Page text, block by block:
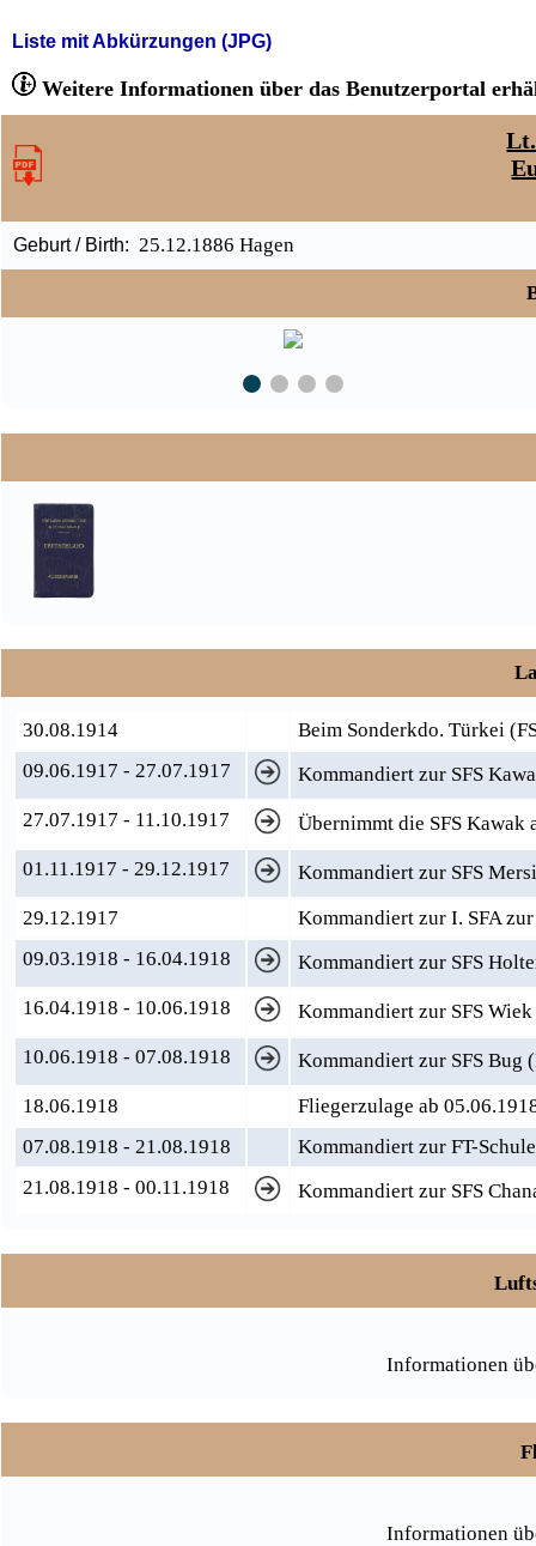
Liste mit Abkürzungen (JPG)
Weitere Informationen über das Benutzerportal
Geburt / Birth: 25.12.1886 Hagen
30.08.1914
Beim Sonderkdo. Türkei
09.06.1917 - 27.07.1917
Kommandiert zur SFS
27.07.1917 - 11.10.1917
Übernimmt die SFS Kawak
01.11.1917 - 29.12.1917
Kommandiert zur SFS
29.12.1917
Kommandiert zur I. SFA
09.03.1918 - 16.04.1918
Kommandiert zur SFS
16.04.1918 - 10.06.1918
Kommandiert zur SFS
10.06.1918 - 07.08.1918
Kommandiert zur SFS Bug
18.06.1918
Fliegerzulage ab
07.08.1918 - 21.08.1918
Kommandiert zur FT-
21.08.1918 - 00.11.1918
Kommandiert zur SFS
Informationen
Informationen